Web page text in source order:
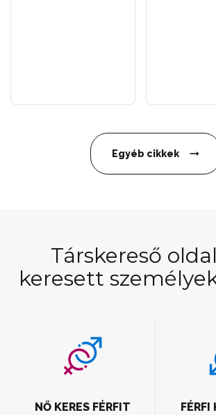
Egyéb cikkek
Társkereső
keresett
NŐ KERES FÉRFIT FÉRFI